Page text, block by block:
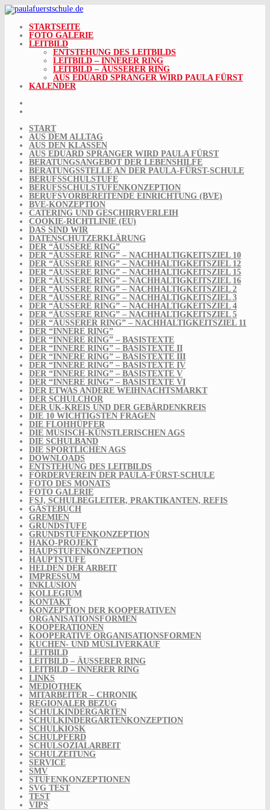
Skip
to
content STARTSEITE
FOTO GALERIE
LEITBILD
ENTSTEHUNG DES LEITBILDS
LEITBILD – INNERER RING
LEITBILD – ÄUSSERER RING
AUS EDUARD SPRANGER WIRD PAULA FÜRST
KALENDER
START
AUS DEM ALLTAG
AUS DEN KLASSEN
AUS EDUARD SPRANGER WIRD PAULA FÜRST
BERATUNGSANGEBOT DER LEBENSHILFE
BERATUNGSSTELLE AN DER PAULA-FÜRST-SCHULE
BERUFSSCHULSTUFE
BERUFSSCHULSTUFENKONZEPTION
BERUFSVORBEREITENDE EINRICHTUNG (BVE)
BVE-KONZEPTION
CATERING UND GESCHIRRVERLEIH
COOKIE-RICHTLINIE (EU)
DAS SIND WIR
DATENSCHUTZERKLÄRUNG
DER “ÄUSSERE RING”
DER “ÄUSSERE RING” – NACHHALTIGKEITSZIEL 10
DER “ÄUSSERE RING” – NACHHALTIGKEITSZIEL 12
DER “ÄUSSERE RING” – NACHHALTIGKEITSZIEL 15
DER “ÄUSSERE RING” – NACHHALTIGKEITSZIEL 16
DER “ÄUSSERE RING” – NACHHALTIGKEITSZIEL 2
DER “ÄUSSERE RING” – NACHHALTIGKEITSZIEL 3
DER “ÄUSSERE RING” – NACHHALTIGKEITSZIEL 4
DER “ÄUSSERE RING” – NACHHALTIGKEITSZIEL 5
DER “ÄUSSERER RING” – NACHHALTIGKEITSZIEL 11
DER “INNERE RING”
DER “INNERE RING” – BASISTEXTE
DER “INNERE RING” – BASISTEXTE II
DER “INNERE RING” – BASISTEXTE III
DER “INNERE RING” – BASISTEXTE IV
DER “INNERE RING” – BASISTEXTE V
DER “INNERE RING” – BASISTEXTE VI
DER ETWAS ANDERE WEIHNACHTSMARKT
DER SCHULCHOR
DER UK-KREIS UND DER GEBÄRDENKREIS
DIE 10 WICHTIGSTEN FRAGEN
DIE FLOHHÜPFER
DIE MUSISCH-KÜNSTLERISCHEN AGS
DIE SCHULBAND
DIE SPORTLICHEN AGS
DOWNLOADS
ENTSTEHUNG DES LEITBILDS
FÖRDERVEREIN DER PAULA-FÜRST-SCHULE
FOTO DES MONATS
FOTO GALERIE
FSJ, SCHULBEGLEITER, PRAKTIKANTEN, REFIS
GÄSTEBUCH
GREMIEN
GRUNDSTUFE
GRUNDSTUFENKONZEPTION
HAKO-PROJEKT
HAUPSTUFENKONZEPTION
HAUPTSTUFE
HELDEN DER ARBEIT
IMPRESSUM
INKLUSION
KOLLEGIUM
KONTAKT
KONZEPTION DER KOOPERATIVEN
ORGANISATIONSFORMEN
KOOPERATIONEN
KOOPERATIVE ORGANISATIONSFORMEN
KUCHEN- UND MÜSLIVERKAUF
LEITBILD
LEITBILD – ÄUSSERER RING
LEITBILD – INNERER RING
LINKS
MEDIOTHEK
MITARBEITER – CHRONIK
REGIONALER BEZUG
SCHULKINDERGARTEN
SCHULKINDERGARTENKONZEPTION
SCHULKIOSK
SCHULPFERD
SCHULSOZIALARBEIT
SCHULZEITUNG
SERVICE
SMV
STUFENKONZEPTIONEN
SVG TEST
TEST
VIPS